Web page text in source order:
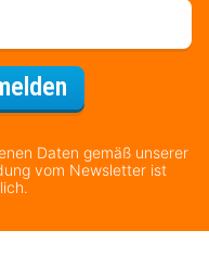
Für den
Daten gemäß unserer
vom Newsletter ist